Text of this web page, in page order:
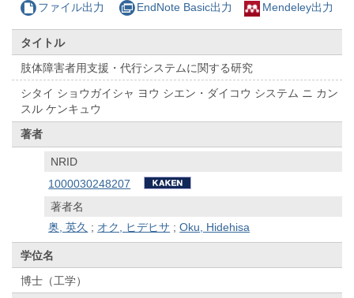
ファイル出力 EndNote Basic出力 Mendeley出力
タイトル
肢体障害者用支援・代行システムに関する研究
シタイ ショウガイシャ ヨウ シエン・ダイコウ システム ニ カン
スル ケンキュウ
著者
NRID
1000030248207
著者名
奥, 英久 ; オク, ヒデヒサ ;Oku, Hidehisa
学位名
博士（工学）